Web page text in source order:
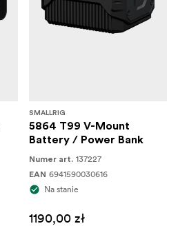
SMALLRIG
5864 T99 V-Mount
Battery / Power Bank
Numer art. 137227
EAN 6941590030616
Na stanie
1190,00 zł